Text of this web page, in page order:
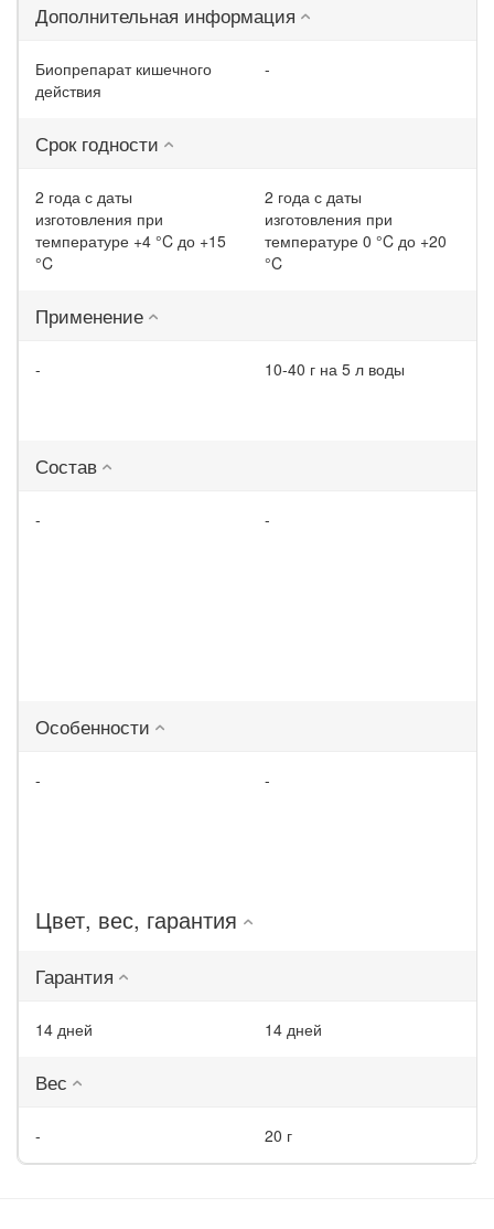
Дополнительная информация
Биопрепарат кишечного
действия
-
Срок годности
2 года с даты
изготовления при
температуре +4 °C до +15
°C
2 года с даты
изготовления при
температуре 0 °C до +20
°C
Применение
- 10-40 г на 5 л воды
Состав
- -
Особенности
- -
Цвет, вес, гарантия
Гарантия
14 дней 14 дней
Вес
- 20 г